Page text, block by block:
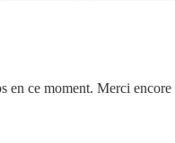
en ce moment. Merci encore